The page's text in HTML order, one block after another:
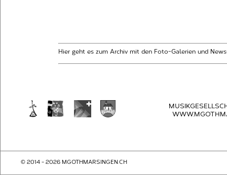
Hier geht es zum Archiv mit den Foto-Galerien und
© 2014 - 2026 MGOTHMARSINGEN.CH